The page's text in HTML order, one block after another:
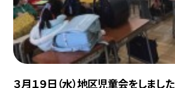
３月１９日（水）地区児童会をしました